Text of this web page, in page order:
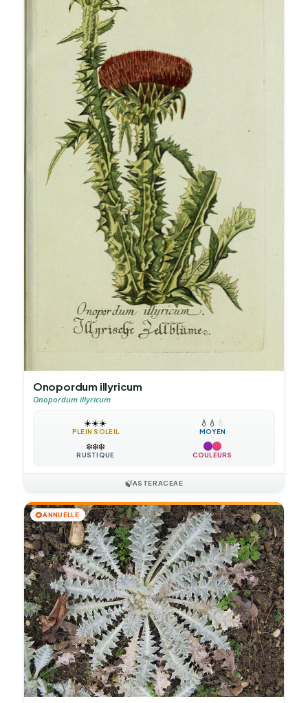
Onopordum illyricum
Onopordum illyricum
☀️☀️☀️
PLEIN SOLEIL
💧 💧 💧
MOYEN
❄️❄️❄️
RUSTIQUE COULEURS
🍃ASTERACEAE
🌻ANNUELLE